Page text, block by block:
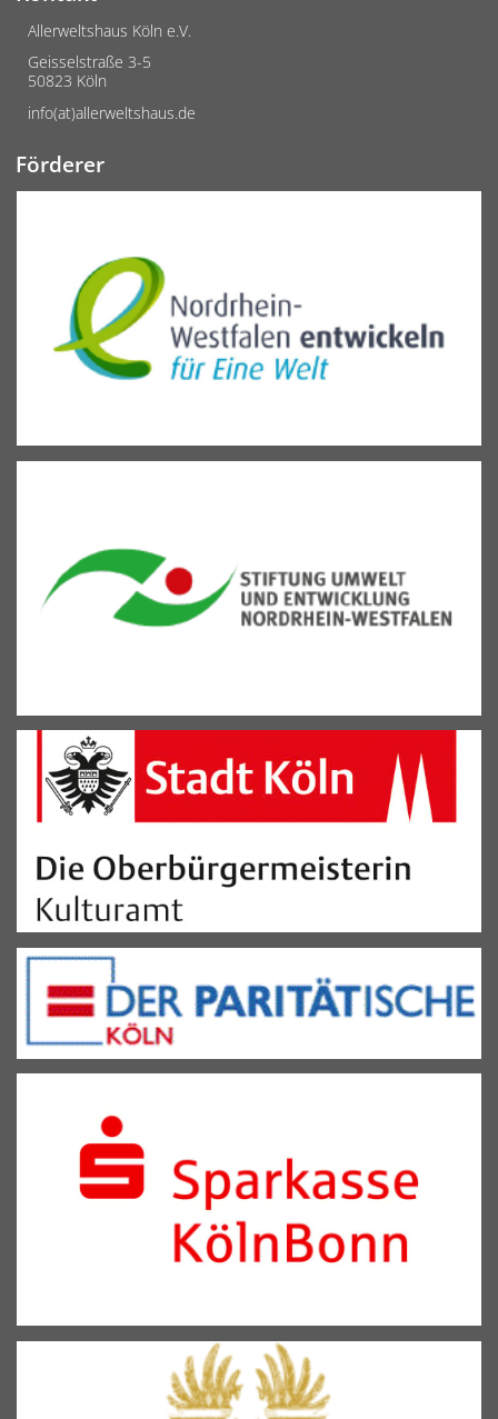
Allerweltshaus Köln e.V.
Geisselstraße 3-5
50823 Köln
info(at)allerweltshaus.de
Förderer